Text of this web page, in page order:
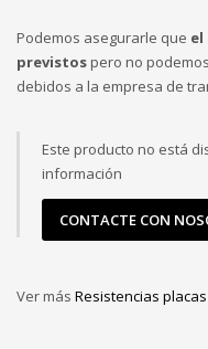
Podemos asegurarle que el
previstospero no
debidos a la empresa de
Este producto no está
información
CONTACTE CON
Ver más Resistencias